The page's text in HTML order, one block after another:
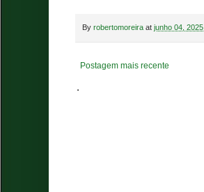
By robertomoreira at junho 04, 2025
Postagem mais recente
.